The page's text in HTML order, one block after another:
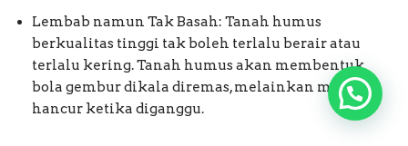
Lembab namun Tak Basah: Tanah humus
berkualitas tinggi tak boleh terlalu berair atau
terlalu kering. Tanah humus akan membentuk
bola gembur dikala diremas, melainkan mudah
hancur ketika diganggu.